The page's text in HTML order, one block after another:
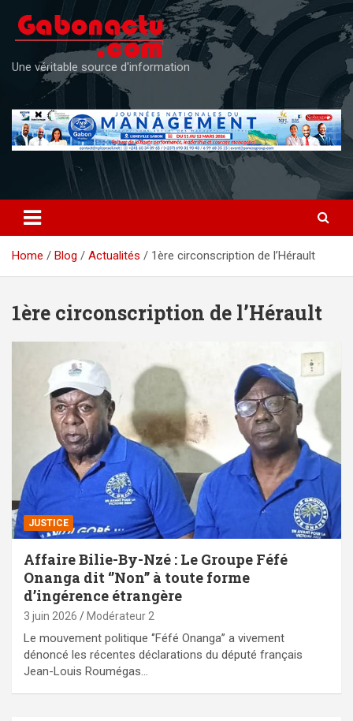
content
Une véritable source d'information
Home Blog Actualités 1ère circonscription de l’Hérault
1ère circonscription de l’Hérault
JUSTICE
Affaire Bilie-By-Nzé : Le Groupe Féfé
Onanga dit ‘’Non’’ à toute forme
d’ingérence étrangère
3 juin 2026 Modérateur 2
Le mouvement politique ‘’Féfé Onanga’’ a vivement
dénoncé les récentes déclarations du député français
Jean-Louis Roumégas…